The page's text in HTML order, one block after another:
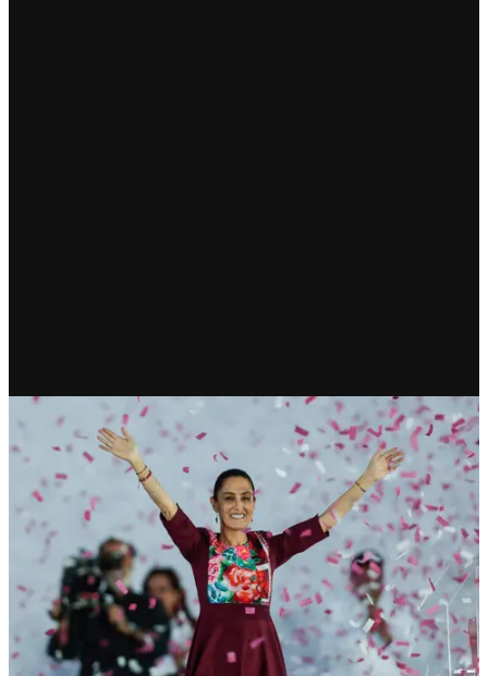
UNCATEGORIZED
Forbes coloca a Claudia
Sheinbaum entre las cinco
mujeres más poderosas del
mundo en 2025